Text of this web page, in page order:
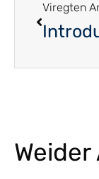
Viregten